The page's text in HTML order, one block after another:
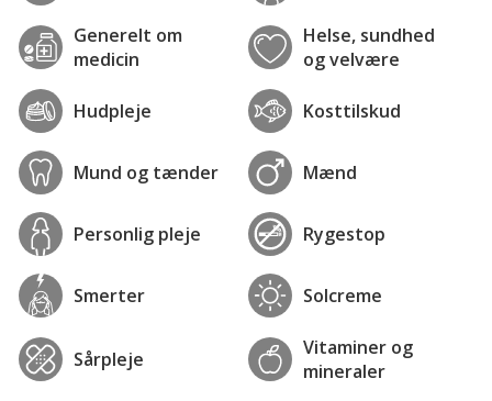
Generelt om
medicin
Helse, sundhed
og velvære
Hudpleje Kosttilskud
Mund og tænder Mænd
Personlig pleje Rygestop
Smerter Solcreme
Sårpleje
Vitaminer og
mineraler